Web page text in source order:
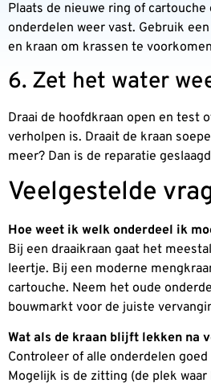
Plaats de nieuwe ring of cartouche
onderdelen weer vast. Gebruik
en kraan om krassen te
6. Zet het water
Draai de hoofdkraan open en test
verholpen is. Draait de kraan
meer? Dan is de reparatie
Veelgestelde
Hoe weet ik welk onderdeel ik
Bij een draaikraan gaat het
leertje. Bij een moderne
cartouche. Neem het oude
bouwmarkt voor de juiste
Wat als de kraan blijft lekken na
Controleer of alle onderdelen goed
Mogelijk is de zitting (de plek